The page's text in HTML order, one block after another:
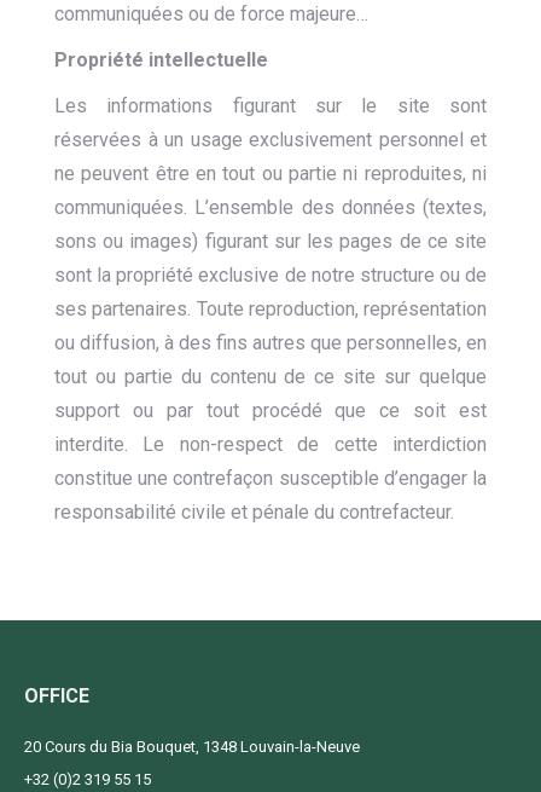
communiquées ou de force majeure…
Propriété intellectuelle
Les informations figurant sur le site sont
réservées à un usage exclusivement personnel et
ne peuvent être en tout ou partie ni reproduites, ni
communiquées. L’ensemble des données (textes,
sons ou images) figurant sur les pages de ce site
sont la propriété exclusive de notre structure ou de
ses partenaires. Toute reproduction, représentation
ou diffusion, à des fins autres que personnelles, en
tout ou partie du contenu de ce site sur quelque
support ou par tout procédé que ce soit est
interdite. Le non-respect de cette interdiction
constitue une contrefaçon susceptible d’engager la
responsabilité civile et pénale du contrefacteur.
OFFICE
20 Cours du Bia Bouquet, 1348 Louvain-la-Neuve
+32 (0)2 319 55 15